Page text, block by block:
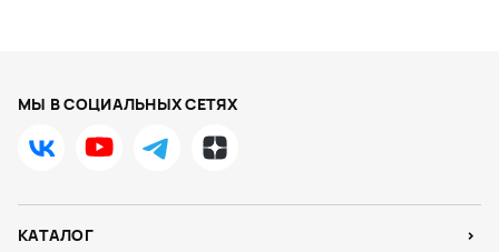
МЫ В СОЦИАЛЬНЫХ СЕТЯХ
КАТАЛОГ